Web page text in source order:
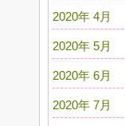
2020年 4月
2020年 5月
2020年 6月
2020年 7月